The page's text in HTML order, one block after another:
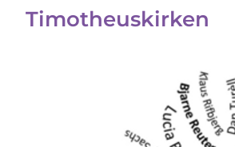
Timotheuskirken